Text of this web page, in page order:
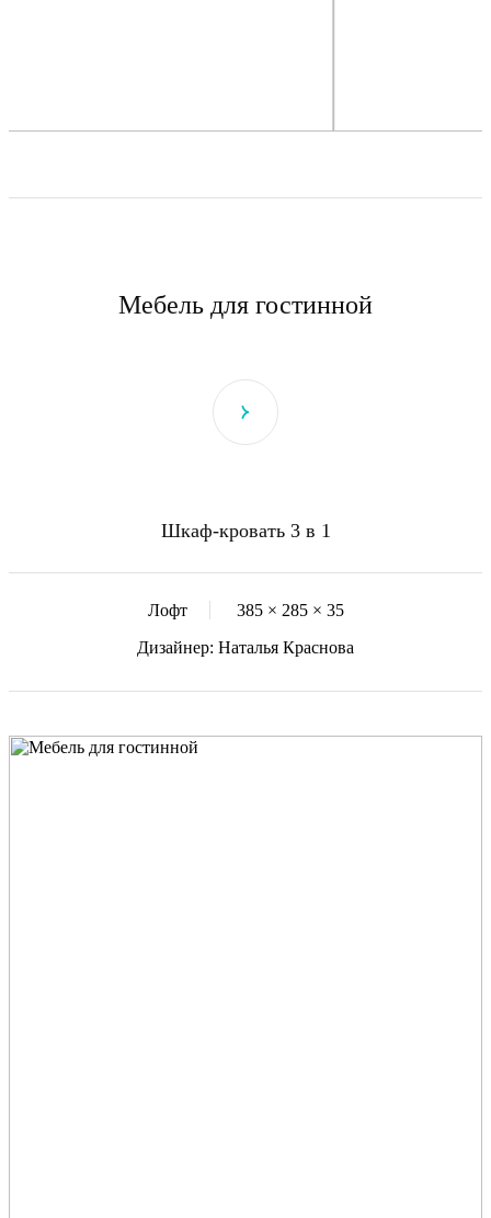
Мебель для гостинной
Шкаф-кровать 3 в 1
Лофт
385 × 285 × 35
Дизайнер: Наталья Краснова